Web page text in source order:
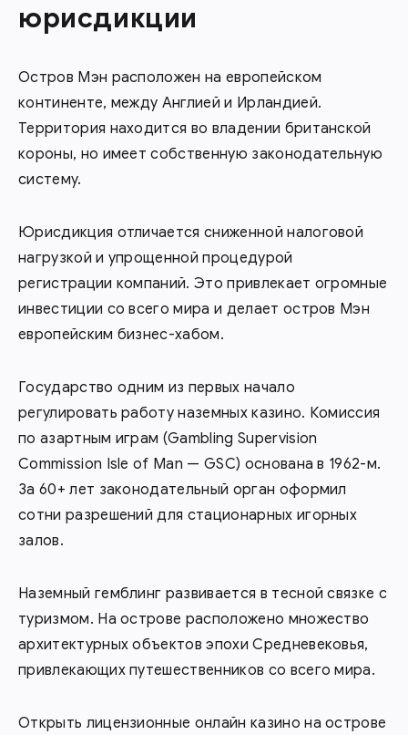
юрисдикции
Остров Мэн расположен на европейском
континенте, между Англией и Ирландией.
Территория находится во владении британской
короны, но имеет собственную законодательную
систему.
Юрисдикция отличается сниженной налоговой
нагрузкой и упрощенной процедурой
регистрации компаний. Это привлекает огромные
инвестиции со всего мира и делает остров Мэн
европейским бизнес-хабом.
Государство одним из первых начало
регулировать работу наземных казино. Комиссия
по азартным играм (Gambling Supervision
Commission Isle of Man — GSC) основана в 1962-м.
За 60+ лет законодательный орган оформил
сотни разрешений для стационарных игорных
залов.
Наземный гемблинг развивается в тесной связке с
туризмом. На острове расположено множество
архитектурных объектов эпохи Средневековья,
привлекающих путешественников со всего мира.
Открыть лицензионные онлайн казино на острове